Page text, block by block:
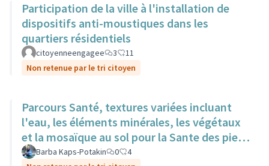
Participation de la ville à l'installation de
dispositifs anti-moustiques dans les
quartiers résidentiels
citoyenneengagee 3
11
Non retenue par le tri citoyen
Parcours Santé, textures variées incluant
l'eau, les éléments minérales, les végétaux
et la mosaïque au sol pour la Sante des pieds
nus.Barba Kaps-Potakin 0
4